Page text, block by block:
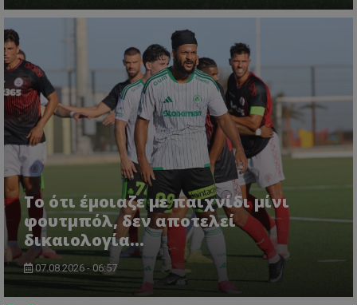
Το ότι έμοιαζε με παιχνίδι μίνι
φουτμπόλ, δεν αποτελεί
δικαιολογία…
07.08.2026 - 06:57